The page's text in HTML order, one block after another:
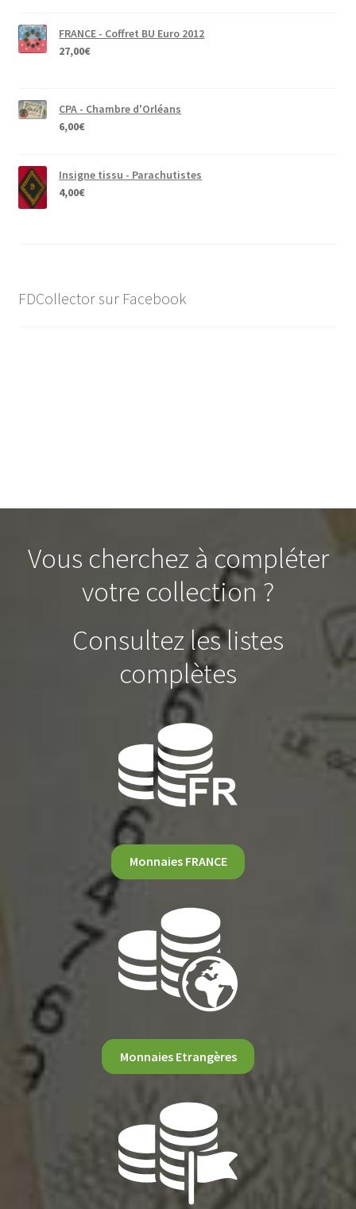
FRANCE - Coffret BU Euro 2012
27,00€
CPA - Chambre d'Orléans
6,00€
Insigne tissu - Parachutistes
4,00€
FDCollector sur Facebook
Vous cherchez à compléter
votre collection ?
Consultez les listes
complètes
Monnaies FRANCE
Monnaies Etrangères